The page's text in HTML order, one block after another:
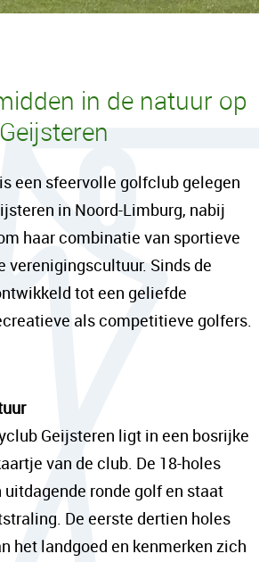
in de natuur op
is een sfeervolle golfclub gelegen
in Noord-Limburg, nabij
haar combinatie van sportieve
verenigingscultuur. Sinds de
tot een geliefde
als competitieve golfers.
Geijsteren ligt in een bosrijke
van de club. De 18-holes
ronde golf en staat
De eerste dertien holes
het landgoed en kenmerken zich